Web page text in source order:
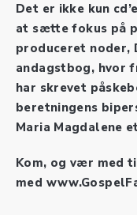
Det er ikke kun
at sætte fokus på
produceret noder,
andagstbog, hvor
har skrevet
beretningens
Maria Magdalene
Kom, og vær med
med